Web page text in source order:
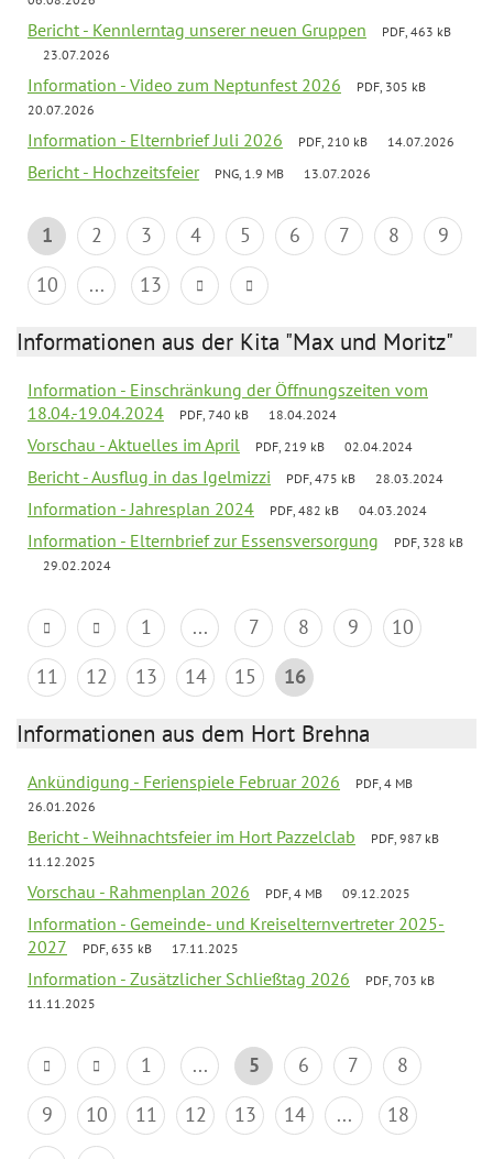
Bericht - Kennlerntag unserer neuen Gruppen
PDF, 463 kB
23.07.2026
Information - Video zum Neptunfest 2026
PDF, 305 kB
20.07.2026
Information - Elternbrief Juli 2026 PDF, 210 kB 14.07.2026
Bericht - Hochzeitsfeier PNG, 1.9 MB 13.07.2026
1 2 3 4 5 6 7 8
9
10
... 13
Informationen aus der Kita "Max und Moritz"
Information - Einschränkung der Öffnungszeiten vom
18.04.-19.04.2024
PDF, 740 kB 18.04.2024
Vorschau - Aktuelles im April PDF, 219 kB 02.04.2024
Bericht - Ausflug in das Igelmizzi PDF, 475 kB 28.03.2024
Information - Jahresplan 2024 PDF, 482 kB 04.03.2024
Information - Elternbrief zur Essensversorgung
PDF, 328 kB
29.02.2024
1 ... 7 8 9
10
11
12 13 14 15 16
Informationen aus dem Hort Brehna
Ankündigung - Ferienspiele Februar 2026
PDF, 4 MB
26.01.2026
Bericht - Weihnachtsfeier im Hort Pazzelclab
PDF, 987 kB
11.12.2025
Vorschau - Rahmenplan 2026 PDF, 4 MB 09.12.2025
Information - Gemeinde- und Kreiselternvertreter 2025-
2027
PDF, 635 kB 17.11.2025
Information - Zusätzlicher Schließtag 2026
PDF, 703 kB
11.11.2025
1 ... 5 6 7
8
9
10 11 12 13 14 ... 18